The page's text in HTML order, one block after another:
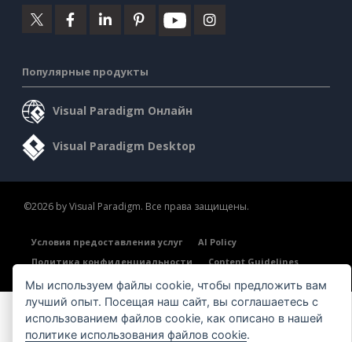
Популярные продукты
Visual Paradigm Онлайн
Visual Paradigm Desktop
©2026 by Visual Paradigm. Все права защищены.
Условия предоставления услуг
AI Policy
Политика конфиденциальности
Content Guidelines
Обзор системы безопасности
Мы используем файлы cookie, чтобы предложить вам
лучший опыт. Посещая наш сайт, вы соглашаетесь с
использованием файлов cookie, как описано в нашей
политике использования файлов cookie.